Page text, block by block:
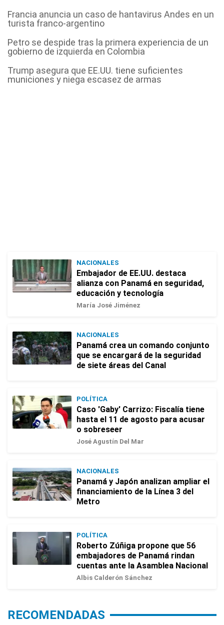
Francia anuncia un caso de hantavirus Andes en un
turista franco-argentino
Petro se despide tras la primera experiencia de un
gobierno de izquierda en Colombia
Trump asegura que EE.UU. tiene suficientes
municiones y niega escasez de armas
NACIONALES
Embajador de EE.UU. destaca
alianza con Panamá en seguridad,
educación y tecnología
María José Jiménez
NACIONALES
Panamá crea un comando conjunto
que se encargará de la seguridad
de siete áreas del Canal
POLÍTICA
Caso 'Gaby' Carrizo: Fiscalía tiene
hasta el 11 de agosto para acusar
o sobreseer
José Agustín Del Mar
NACIONALES
Panamá y Japón analizan ampliar el
financiamiento de la Línea 3 del
Metro
POLÍTICA
Roberto Zúñiga propone que 56
embajadores de Panamá rindan
cuentas ante la Asamblea Nacional
Albis Calderón Sánchez
RECOMENDADAS